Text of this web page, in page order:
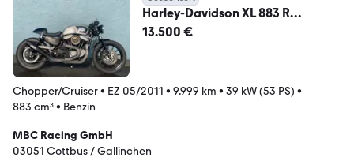
Harley-Davidson XL 883 R
SPORTSTER CAFE RACER UMBAU
13.500 €
Chopper/Cruiser• EZ 05/2011 • 9.999 km • 39 kW (53 PS) •
883 cm³• Benzin
MBC Racing GmbH
03051 Cottbus / Gallinchen